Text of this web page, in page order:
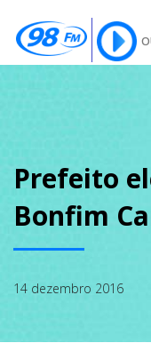
SOBRE
Prefeito
Bonfim
14 dezembro 2016